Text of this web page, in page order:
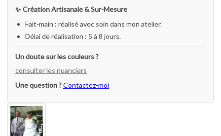
✨ Création Artisanale & Sur-Mesure
Fait-main : réalisé avec soin dans mon atelier.
Délai de réalisation : 5 à 8 jours.
Un doute sur les couleurs ?
consulter les nuanciers
Une question ?Contactez-moi